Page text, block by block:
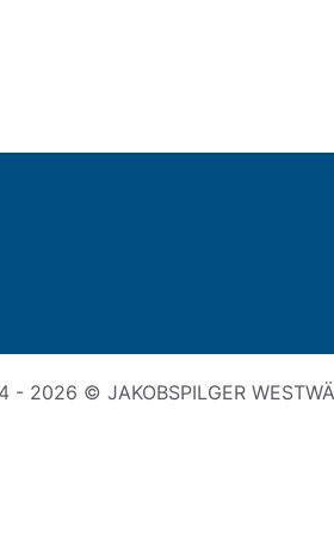
- 2026 © JAKOBSPILGER